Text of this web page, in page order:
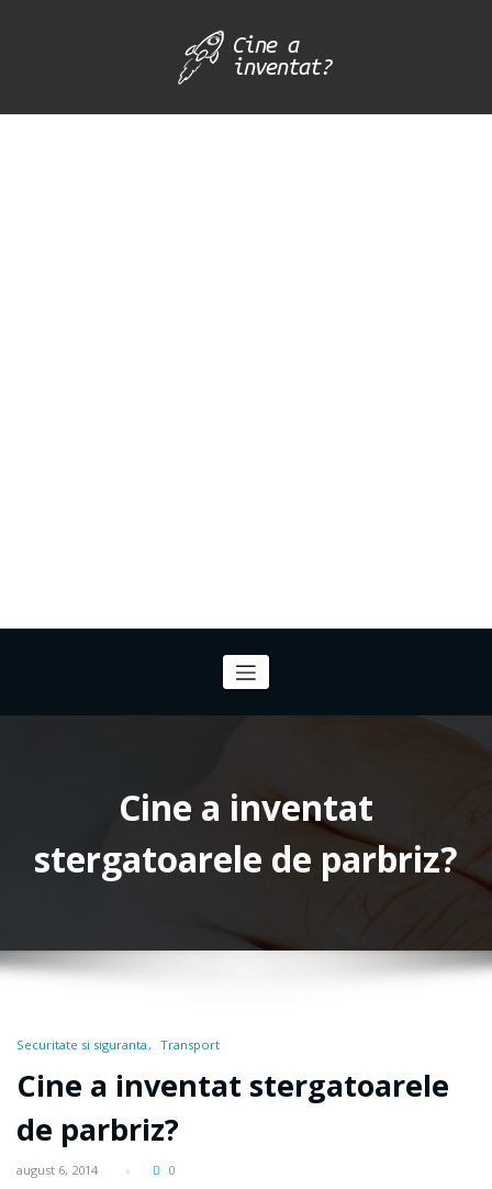
Cine a inventat
stergatoarele de parbriz?
Securitate si siguranta Transport
Cine a inventat stergatoarele
de parbriz?
august 6, 2014 0